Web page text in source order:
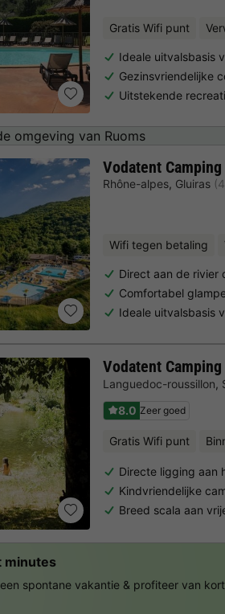
Gratis Wifi punt
Ideale uitvalsbasis
Gezinsvriendelijke
Uitstekende
omgeving van Ruoms
Vodatent
Rhône-alpes, Gluiras
Wifi tegen betaling
Direct aan de rivier
Comfortabel
Ideale uitvalsbasis
Vodatent
Languedoc-roussillon,
8.0 Zeer goed
Gratis Wifi punt
Directe ligging aan
Kindvriendelijke
Breed scala aan
minutes
spontane vakantie & profiteer van